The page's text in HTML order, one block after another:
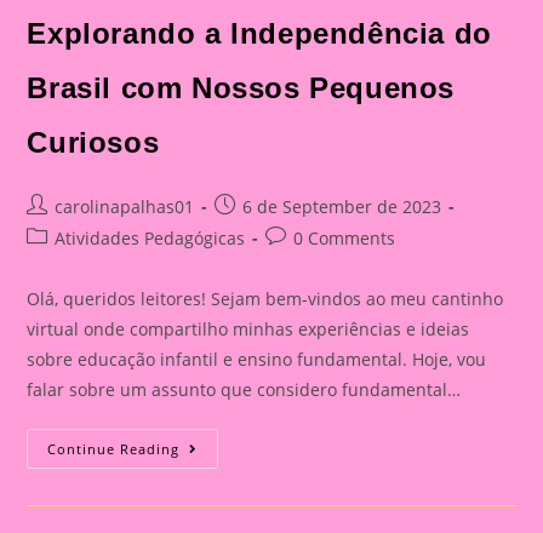
Explorando a Independência do
Brasil com Nossos Pequenos
Curiosos
Post
author:
carolinapalhas01
Post
published:
6 de September de 2023
PostAtividades Pedagógicas
Post0 Comments
Olá, queridos leitores! Sejam bem-vindos ao meu cantinho
virtual onde compartilho minhas experiências e ideias
sobre educação infantil e ensino fundamental. Hoje, vou
falar sobre um assunto que considero fundamental…
Continue Reading Explorando
A
Do